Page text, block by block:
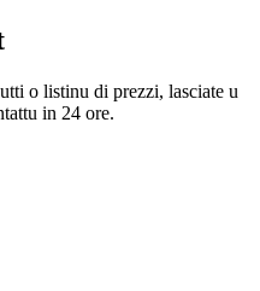
o listinu di prezzi, lasciate u
in 24 ore.